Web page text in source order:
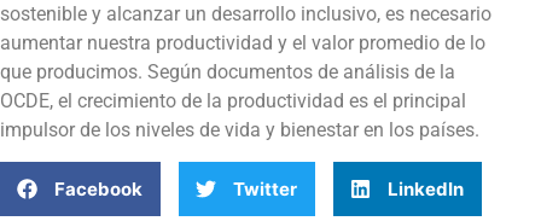
sostenible y alcanzar un desarrollo inclusivo, es necesario
aumentar nuestra productividad y el valor promedio de lo
que producimos. Según documentos de análisis de la
OCDE, el crecimiento de la productividad es el principal
impulsor de los niveles de vida y bienestar en los países.
Facebook Twitter LinkedIn